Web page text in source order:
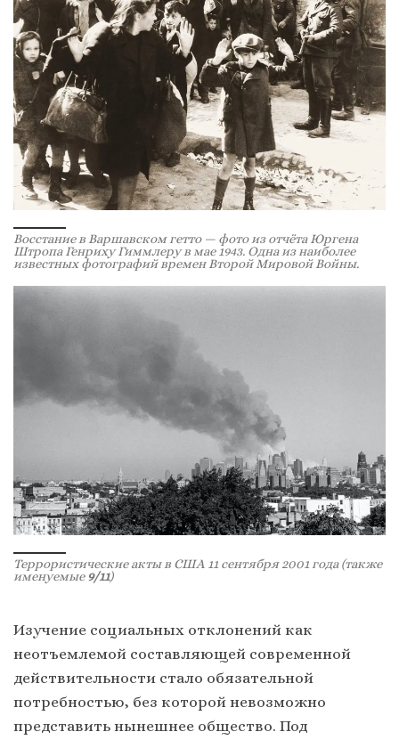
Восстание в Варшавском гетто — фото из отчёта Юргена
Штропа Генриху Гиммлеру в мае 1943. Одна из наиболее
известных фотографий времен Второй Мировой Войны.
Террористические акты в США 11 сентября 2001 года (также
именуемые 9/11)
Изучение социальных отклонений как
неотъемлемой составляющей современной
действительности стало обязательной
потребностью, без которой невозможно
представить нынешнее общество. Под